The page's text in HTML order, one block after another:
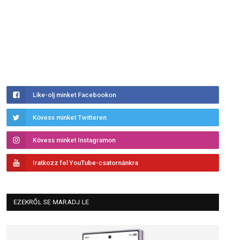
Like-olj minket Facebookon
Kövess minket Twitteren
Kövess minket Instagramon
Iratkozz fel YouTube-csatornánkra
EZEKRŐL SE MARADJ LE